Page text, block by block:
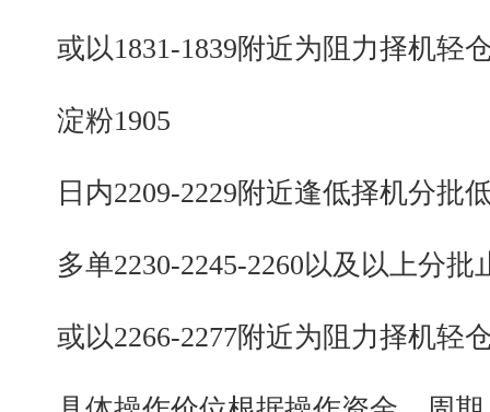
或以1831-1839附近为阻力择机轻
淀粉1905
日内2209-2229附近逢低择机分批
多单2230-2245-2260以及以上分批
或以2266-2277附近为阻力择机轻